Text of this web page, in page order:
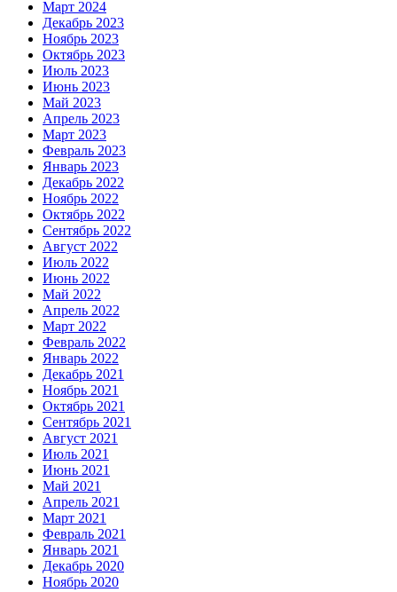
Март 2024
Декабрь 2023
Ноябрь 2023
Октябрь 2023
Июль 2023
Июнь 2023
Май 2023
Апрель 2023
Март 2023
Февраль 2023
Январь 2023
Декабрь 2022
Ноябрь 2022
Октябрь 2022
Сентябрь 2022
Август 2022
Июль 2022
Июнь 2022
Май 2022
Апрель 2022
Март 2022
Февраль 2022
Январь 2022
Декабрь 2021
Ноябрь 2021
Октябрь 2021
Сентябрь 2021
Август 2021
Июль 2021
Июнь 2021
Май 2021
Апрель 2021
Март 2021
Февраль 2021
Январь 2021
Декабрь 2020
Ноябрь 2020